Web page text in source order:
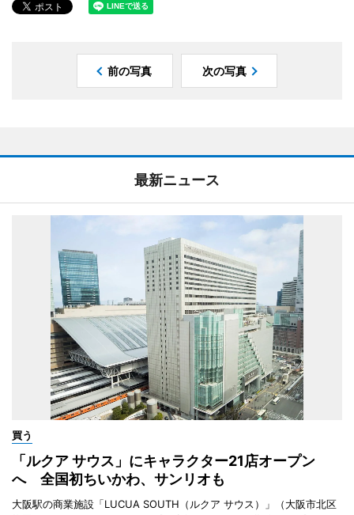
前の写真 次の写真
最新ニュース
買う
「ルクア サウス」にキャラクター21店オープン
へ 全国初ちいかわ、サンリオも
大阪駅の商業施設「LUCUA SOUTH（ルクア サウス）」（大阪市北区